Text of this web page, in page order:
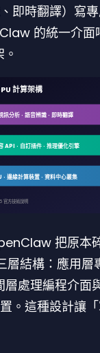
即時翻譯）寫
的統一介面
計算架構
析 · 語音辨識 · 即時翻譯
· 自訂插件 · 推理優化引擎
邊緣計算裝置 · 資料中心叢集
官方技術說明
把原本
層結構：應用層
層處理編程介面
。這種設計讓